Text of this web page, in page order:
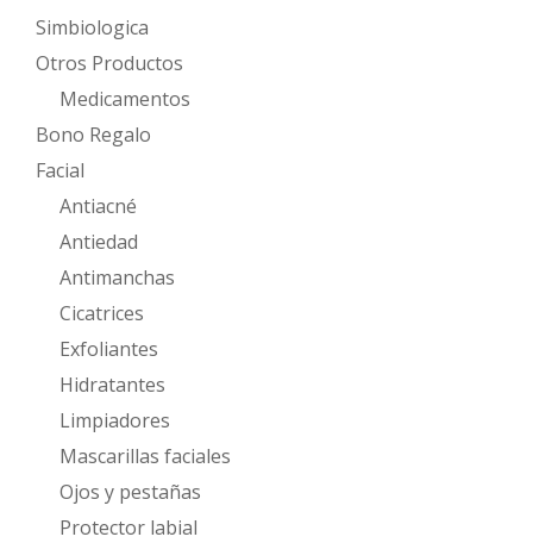
Simbiologica
Otros Productos
Medicamentos
Bono Regalo
Facial
Antiacné
Antiedad
Antimanchas
Cicatrices
Exfoliantes
Hidratantes
Limpiadores
Mascarillas faciales
Ojos y pestañas
Protector labial